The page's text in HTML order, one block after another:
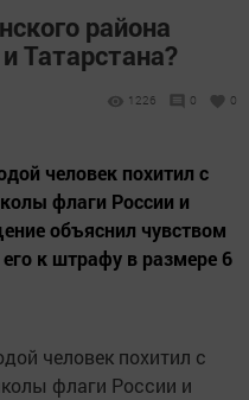
района
Татарстана?
1226 0 0
человек похитил с
флаги России и
объяснил чувством
к штрафу в размере 6
человек похитил с
флаги России и